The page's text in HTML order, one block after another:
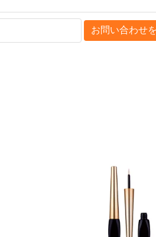
お問い合わせ